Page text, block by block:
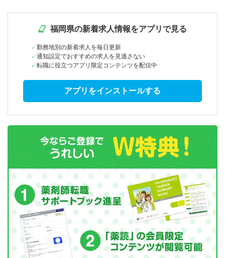
福岡県の新着求人情報をアプリで見る
勤務地別の新着求人を毎日更新
通知設定でおすすめの求人を見逃さない
転職に役立つアプリ限定コンテンツを配信中
アプリをインストールする